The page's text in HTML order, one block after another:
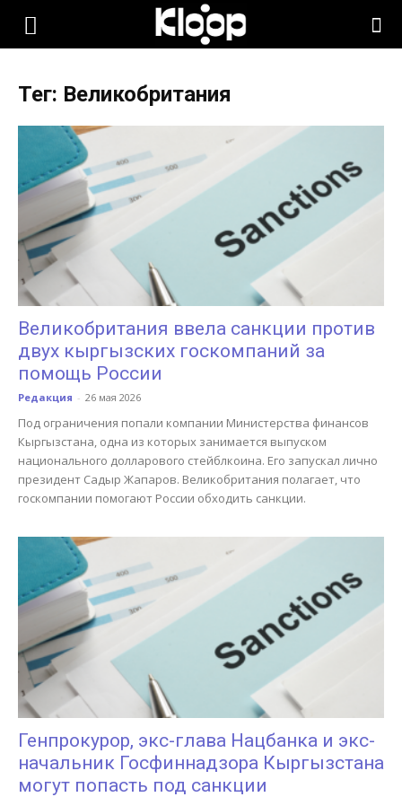
KLOOP.KG
Новости
Кыргызстана
Тег: Великобритания
Великобритания ввела санкции против
двух кыргызских госкомпаний за
помощь России
Редакция - 26 мая 2026
Под ограничения попали компании Министерства финансов
Кыргызстана, одна из которых занимается выпуском
национального долларового стейблкоина. Его запускал лично
президент Садыр Жапаров. Великобритания полагает, что
госкомпании помогают России обходить санкции.
Генпрокурор, экс-глава Нацбанка и экс-
начальник Госфиннадзора Кыргызстана
могут попасть под санкции